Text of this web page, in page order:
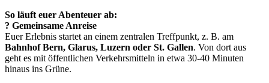
So läuft euer Abenteuer ab:
? Gemeinsame Anreise
Euer Erlebnis startet an einem zentralen Treffpunkt, z. B. am
Bahnhof Bern, Glarus, Luzern oder St. Gallen. Von dort aus
geht es mit öffentlichen Verkehrsmitteln in etwa 30-40 Minuten
hinaus ins Grüne.